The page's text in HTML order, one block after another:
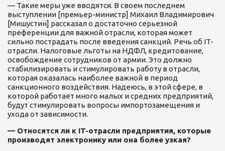
— Такие меры уже вводятся. В своем последнем
выступлении [премьер-министр] Михаил Владимирович
[Мишустин] рассказал о достаточно серьезной
преференции для важной отрасли, которая может
сильно пострадать после введения санкций. Речь об IT-
отрасли. Налоговые льготы на НДФЛ, кредитование,
освобождение сотрудников от армии. Это должно
стабилизировать и стимулировать работу в отрасли,
которая оказалась наиболее важной в период
санкционного воздействия. Надеюсь, в этой сфере, в
которой работает много малых и средних предприятий,
будут стимулировать вопросы импортозамещения и
ухода от зависимости.
— Относятся ли к IT-отрасли предприятия, которые
производят электронику или она более узкая?